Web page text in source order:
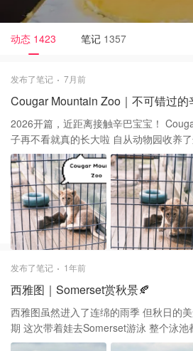
动态 1423 笔记 1357
发布了笔记 7月前
Cougar Mountain Zoo｜不可错过的
2026开篇，近距离接触辛巴宝宝！
子再不看就真的长大啦 自从动物园收养
的Lion Cub View就备受喜欢 不过他们真
时候简直萌到无可救药💕 尤其是早上刚
全就是几只调皮的大猫咪 不过带小宝宝
狮子竟然把我家小娃当成了猎物调戏 匍
吓哭了😆 再回头看成年的白虎 主打一个
这个动物园的景色真的超美 依山观湖，
打发时间遛娃放电的好地方👍 趁着小狮
发布了笔记 1年前
西雅图｜Somerset赏秋景🍂
西雅图虽然进入了连绵的雨季 但秋日的
期 这次带着娃去Somerset游泳 整个泳池
跨湖大桥依然不停息的忙碌着 湖两岸的